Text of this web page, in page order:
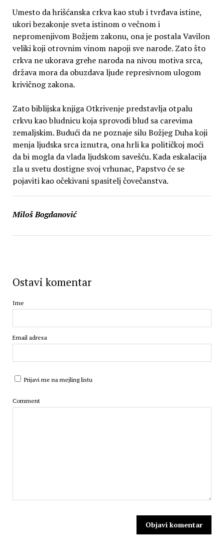
Umesto da hrišćanska crkva kao stub i tvrđava istine,
ukori bezakonje sveta istinom o večnom i
nepromenjivom Božjem zakonu, ona je postala Vavilon
veliki koji otrovnim vinom napoji sve narode. Zato što
crkva ne ukorava grehe naroda na nivou motiva srca,
država mora da obuzdava ljude represivnom ulogom
krivičnog zakona.
Zato biblijska knjiga Otkrivenje predstavlja otpalu
crkvu kao bludnicu koja sprovodi blud sa carevima
zemaljskim. Budući da ne poznaje silu Božjeg Duha koji
menja ljudska srca iznutra, ona hrli ka političkoj moći
da bi mogla da vlada ljudskom savešću. Kada eskalacija
zla u svetu dostigne svoj vrhunac, Papstvo će se
pojaviti kao očekivani spasitelj čovečanstva.
Miloš Bogdanović
Ostavi komentar
Ime
Email adresa
Prijavi me na mejling listu
Comment